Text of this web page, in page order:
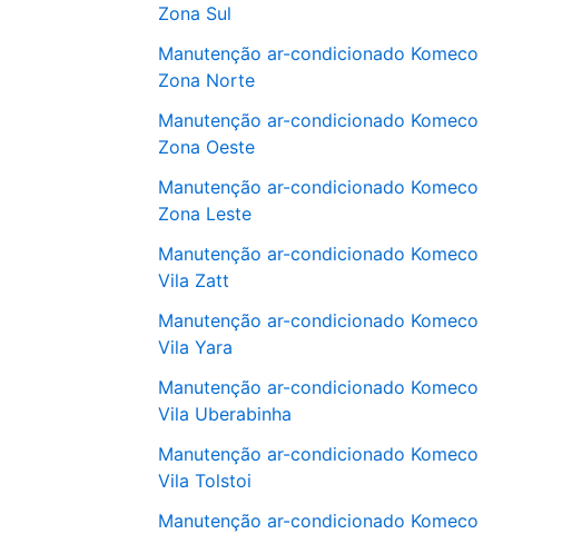
Zona Sul
Manutenção ar-condicionado Komeco
Zona Norte
Manutenção ar-condicionado Komeco
Zona Oeste
Manutenção ar-condicionado Komeco
Zona Leste
Manutenção ar-condicionado Komeco
Vila Zatt
Manutenção ar-condicionado Komeco
Vila Yara
Manutenção ar-condicionado Komeco
Vila Uberabinha
Manutenção ar-condicionado Komeco
Vila Tolstoi
Manutenção ar-condicionado Komeco